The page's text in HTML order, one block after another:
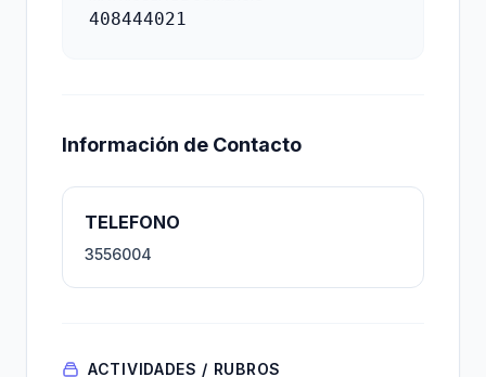
408444021
Información de Contacto
TELEFONO
3556004
ACTIVIDADES / RUBROS